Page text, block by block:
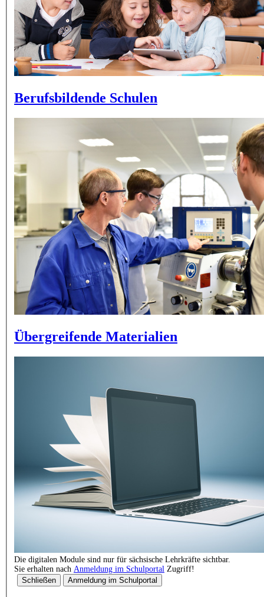
Berufsbildende Schulen
Übergreifende Materialien
Die digitalen Module sind nur für sächsische Lehrkräfte sichtbar.
Sie erhalten nach Anmeldung im Schulportal Zugriff!
Schließen
Anmeldung im Schulportal